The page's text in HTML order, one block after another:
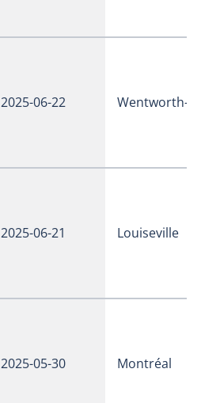
2025-06-22 Wentworth-
2025-06-21 Louiseville
2025-05-30 Montréal